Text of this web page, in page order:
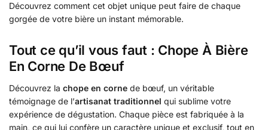
Découvrez comment cet objet unique peut faire de chaque
gorgée de votre bière un instant mémorable.
Tout ce qu’il vous faut : Chope À Bière
En Corne De Bœuf
Découvrez la chope en corne de bœuf, un véritable
témoignage de l’artisanat traditionnel qui sublime votre
expérience de dégustation. Chaque pièce est fabriquée à la
main, ce qui lui confère un caractère unique et exclusif, tout en